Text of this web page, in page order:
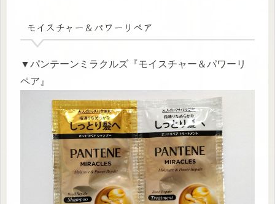
モイスチャー＆パワーリペア
▼パンテーンミラクルズ『モイスチャー＆パワーリ
ペア』